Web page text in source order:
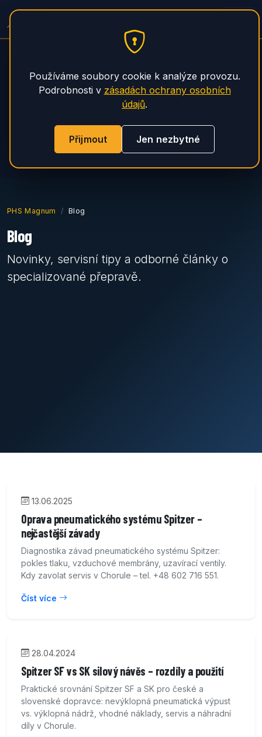
PHS Magnum Blog
Blog
Novinky, servisní tipy a odborné články o
specializované přepravě.
13.06.2025
Oprava pneumatického systému Spitzer –
nejčastější závady
Diagnostika závad pneumatického systému Spitzer:
pokles tlaku, vzduchové membrány, uzavírací ventily.
Kdy zavolat servis v Chorule – tel. +48 602 716 551.
Číst více
28.04.2024
Spitzer SF vs SK silový návěs – rozdíly a použití
Praktické srovnání Spitzer SF a SK pro české a
slovenské dopravce: nevýklopná pneumatická výpust
vs. výklopná nádrž, vhodné náklady, servis a náhradní
díly v Chorule.
Používáme soubory cookie k analýze provozu.
Podrobnosti v zásadách ochrany osobních
údajů.
Přijmout Jen nezbytné